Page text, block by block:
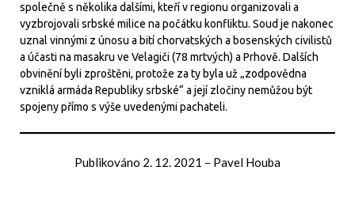
společně s několika dalšími, kteří v regionu organizovali a
vyzbrojovali srbské milice na počátku konfliktu. Soud je nakonec
uznal vinnými z únosu a bití chorvatských a bosenských civilistů
a účasti na masakru ve Velagiči (78 mrtvých) a Prhově. Dalších
obvinění byli zproštěni, protože za ty byla už „zodpovědna
vzniklá armáda Republiky srbské“ a její zločiny nemůžou být
spojeny přímo s výše uvedenými pachateli.
Publikováno 2. 12. 2021 – Pavel Houba